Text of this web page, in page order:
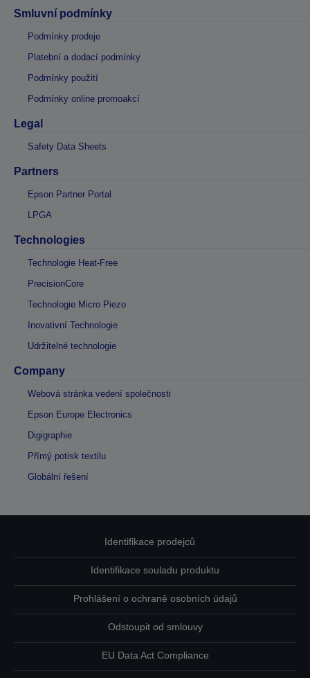
Smluvní podmínky
Podmínky prodeje
Platební a dodací podmínky
Podmínky použití
Podmínky online promoakcí
Legal
Safety Data Sheets
Partners
Epson Partner Portal
LPGA
Technologies
Technologie Heat-Free
PrecisionCore
Technologie Micro Piezo
Inovativní Technologie
Udržitelné technologie
Company
Webová stránka vedení společnosti
Epson Europe Electronics
Digigraphie
Přímý potisk textilu
Globální řešení
Identifikace prodejců
Identifikace souladu produktu
Prohlášení o ochraně osobních údajů
Odstoupit od smlouvy
EU Data Act Compliance